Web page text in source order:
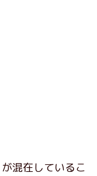
混在しているこ